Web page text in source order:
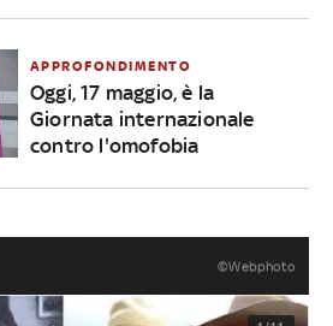
APPROFONDIMENTO
Oggi, 17 maggio, è la
Giornata internazionale
contro l'omofobia
©Webphoto